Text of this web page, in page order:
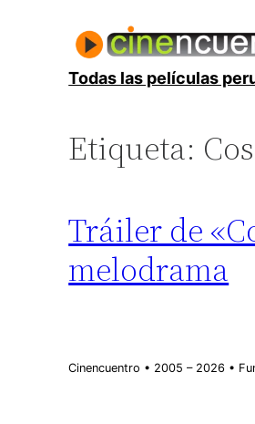
contenidoTodas las películas
Etiqueta:
Tráiler de
melodrama
Cinencuentro • 2005 – 2026 •